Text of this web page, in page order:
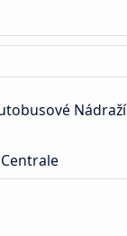
Nádraží